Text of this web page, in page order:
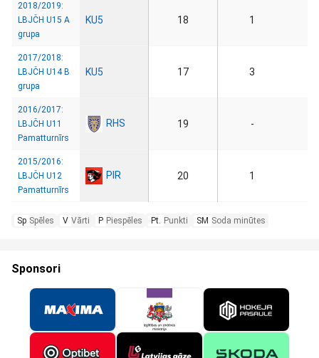
2018/2019:
LBJČH U15 A
grupa
KU5 18 1
2017/2018:
LBJČH U14 B
grupa
KU5 17 3
2016/2017:
LBJČH U11
Pamatturnīrs
RHS 19 -
2015/2016:
LBJČH U12
Pamatturnīrs
PIR 20 1
Sp Spēles V Vārti P Piespēles Pt. Punkti SM Soda minūtes
Sponsori